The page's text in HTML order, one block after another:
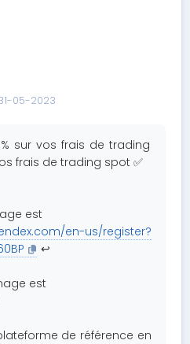
05-2023
sur vos frais de trading
frais de trading spot ✅
est
en-us/register?
↩️
est
de référence en